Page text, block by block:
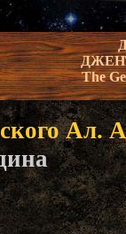
The
Ал.